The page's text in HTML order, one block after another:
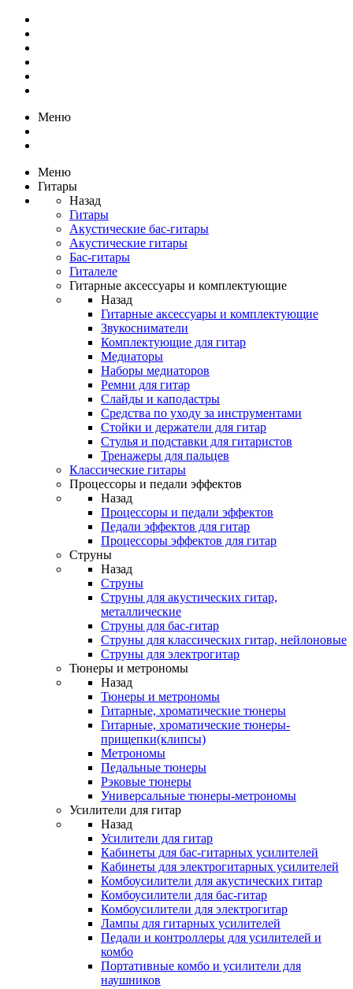
Меню
Меню
Гитары
Назад
Гитары
Акустические бас-гитары
Акустические гитары
Бас-гитары
Гиталеле
Гитарные аксессуары и комплектующие
Назад
Гитарные аксессуары и комплектующие
Звукосниматели
Комплектующие для гитар
Медиаторы
Наборы медиаторов
Ремни для гитар
Слайды и каподастры
Средства по уходу за инструментами
Стойки и держатели для гитар
Стулья и подставки для гитаристов
Тренажеры для пальцев
Классические гитары
Процессоры и педали эффектов
Назад
Процессоры и педали эффектов
Педали эффектов для гитар
Процессоры эффектов для гитар
Струны
Назад
Струны
Струны для акустических гитар,
металлические
Струны для бас-гитар
Струны для классических гитар, нейлоновые
Струны для электрогитар
Тюнеры и метрономы
Назад
Тюнеры и метрономы
Гитарные, хроматические тюнеры
Гитарные, хроматические тюнеры-
прищепки(клипсы)
Метрономы
Педальные тюнеры
Рэковые тюнеры
Универсальные тюнеры-метрономы
Усилители для гитар
Назад
Усилители для гитар
Кабинеты для бас-гитарных усилителей
Кабинеты для электрогитарных усилителей
Комбоусилители для акустических гитар
Комбоусилители для бас-гитар
Комбоусилители для электрогитар
Лампы для гитарных усилителей
Педали и контроллеры для усилителей и
комбо
Портативные комбо и усилители для
наушников